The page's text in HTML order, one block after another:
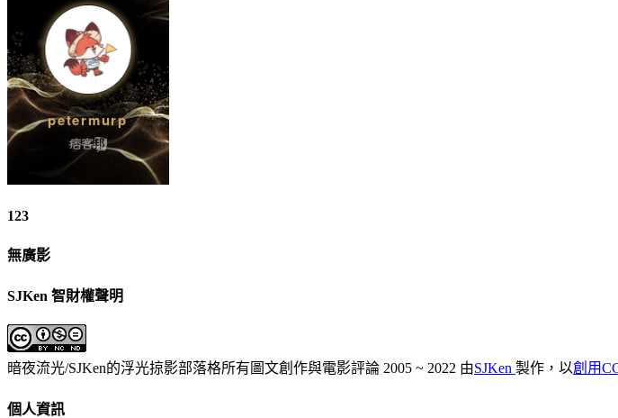
123
無廣影
SJKen 智財權聲明
暗夜流光/SJKen的浮光掠影部落格所有圖文創作與電影評論 2005 ~ 2022 由SJKen 製作，以創用
個人資訊